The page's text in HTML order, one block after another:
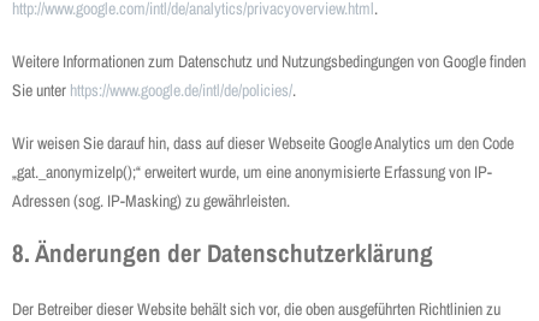
http://www.google.com/intl/de/analytics/privacyoverview.html.
Weitere Informationen zum Datenschutz und Nutzungsbedingungen von Google finden
Sie unter https://www.google.de/intl/de/policies/.
Wir weisen Sie darauf hin, dass auf dieser Webseite Google Analytics um den Code
„gat._anonymizeIp();“ erweitert wurde, um eine anonymisierte Erfassung von IP-
Adressen (sog. IP-Masking) zu gewährleisten.
8. Änderungen der Datenschutzerklärung
Der Betreiber dieser Website behält sich vor, die oben ausgeführten Richtlinien zu